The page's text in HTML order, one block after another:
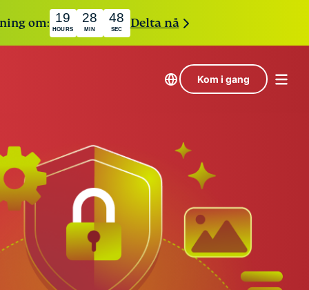
om: 19
HOURS
28
MIN
47
SEC Delta nå
Kom i gang